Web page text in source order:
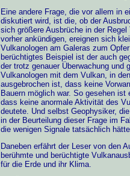
Eine andere Frage, die vor allem in
diskutiert wird, ist die, ob der
sich größere Ausbrüche in der
vorher ankündigen, ereignen sich
Vulkanologen am Galeras zum
berüchtigtes Beispiel ist der auch
der trotz genauer Überwachung und
Vulkanologen mit dem Vulkan, in
ausgebrochen ist, dass keine
Bauern möglich war. So gesehen
dass keine anormale Aktivität des
deutete. Und selbst Geophysiker,
in der Beurteilung dieser Frage im
die wenigen Signale tatsächlich
Daneben erfährt der Leser von den
berühmte und berüchtigte
für die Erde und ihr Klima.